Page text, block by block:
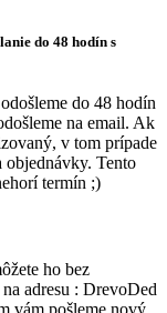
do 48 hodín s
do 48 hodín
na email. Ak
v tom prípade
objednávky. Tento
termín ;)
ho bez
adresu : DrevoDed